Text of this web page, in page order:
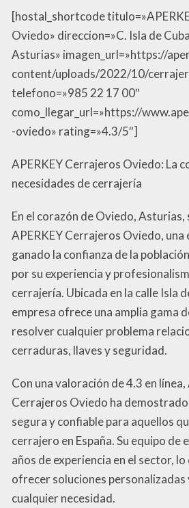
[hostal_shortcode
Oviedo» direccion=»C. Isla de
Asturias» imagen_url=»https://
content/uploads/2022/10/
telefono=»985 22 17 00″
como_llegar_url=»https://
-oviedo» rating=»4.3/5″]
APERKEY Cerrajeros Oviedo: La
necesidades de cerrajería
En el corazón de Oviedo, Asturias,
APERKEY Cerrajeros Oviedo, una
ganado la confianza de la
por su experiencia y
cerrajería. Ubicada en la calle Isla
empresa ofrece una amplia gama
resolver cualquier problema
cerraduras, llaves y seguridad.
Con una valoración de 4.3 en línea,
Cerrajeros Oviedo ha demostrado
segura y confiable para aquellos
cerrajero en España. Su equipo de
años de experiencia en el sector,
ofrecer soluciones personalizadas
cualquier necesidad.